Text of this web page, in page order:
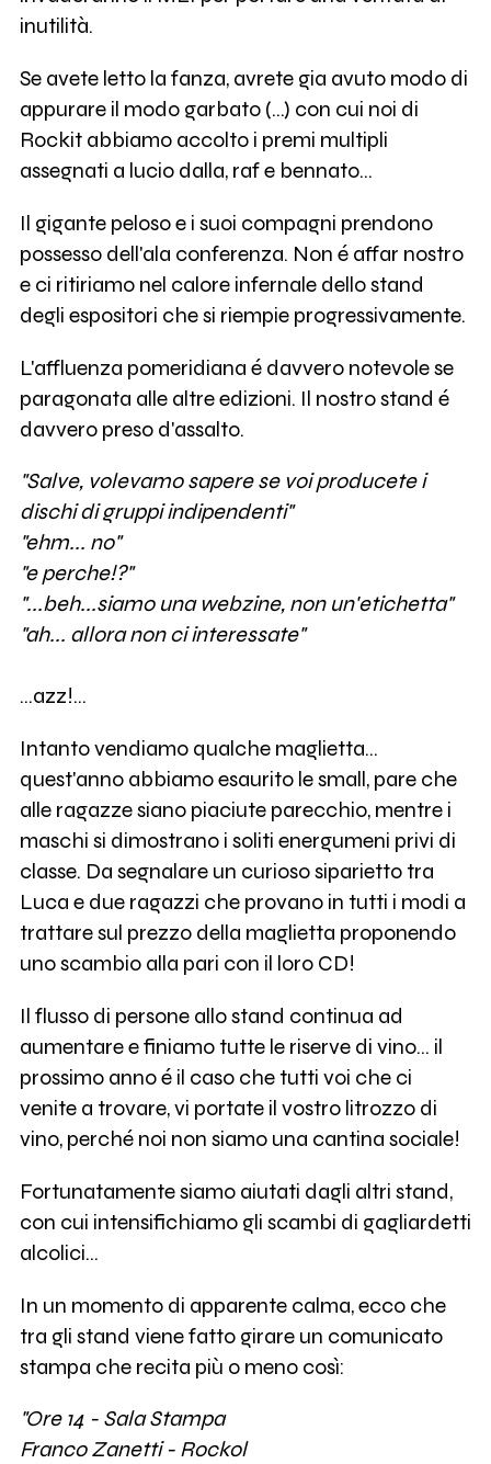
inutilità.
Se avete letto la fanza, avrete gia avuto modo di
appurare il modo garbato (...) con cui noi di
Rockit abbiamo accolto i premi multipli
assegnati a lucio dalla, raf e bennato...
Il gigante peloso e i suoi compagni prendono
possesso dell'ala conferenza. Non é affar nostro
e ci ritiriamo nel calore infernale dello stand
degli espositori che si riempie progressivamente.
L'affluenza pomeridiana é davvero notevole se
paragonata alle altre edizioni. Il nostro stand é
davvero preso d'assalto.
"Salve, volevamo sapere se voi producete i
dischi di gruppi indipendenti"
"ehm... no"
"e perche!?"
"...beh...siamo una webzine, non un'etichetta"
"ah... allora non ci interessate"
...azz!...
Intanto vendiamo qualche maglietta...
quest'anno abbiamo esaurito le small, pare che
alle ragazze siano piaciute parecchio, mentre i
maschi si dimostrano i soliti energumeni privi di
classe. Da segnalare un curioso siparietto tra
Luca e due ragazzi che provano in tutti i modi a
trattare sul prezzo della maglietta proponendo
uno scambio alla pari con il loro CD!
Il flusso di persone allo stand continua ad
aumentare e finiamo tutte le riserve di vino... il
prossimo anno é il caso che tutti voi che ci
venite a trovare, vi portate il vostro litrozzo di
vino, perché noi non siamo una cantina sociale!
Fortunatamente siamo aiutati dagli altri stand,
con cui intensifichiamo gli scambi di gagliardetti
alcolici...
In un momento di apparente calma, ecco che
tra gli stand viene fatto girare un comunicato
stampa che recita più o meno così:
"Ore 14 - Sala Stampa
Franco Zanetti - Rockol